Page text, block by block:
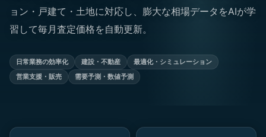
ョン・戸建て・土地に対応し、膨大な相場データをAIが学
習して毎月査定価格を自動更新。
日常業務の効率化 建設・不動産
最適化・シミュレーション
営業支援・販売
需要予測・数値予測